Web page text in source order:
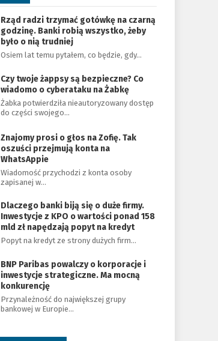
Rząd radzi trzymać gotówkę na czarną
godzinę. Banki robią wszystko, żeby
było o nią trudniej
Osiem lat temu pytałem, co będzie, gdy…
Czy twoje żappsy są bezpieczne? Co
wiadomo o cyberataku na Żabkę
Żabka potwierdziła nieautoryzowany dostęp
do części swojego…
Znajomy prosi o głos na Zofię. Tak
oszuści przejmują konta na
WhatsAppie
Wiadomość przychodzi z konta osoby
zapisanej w…
Dlaczego banki biją się o duże firmy.
Inwestycje z KPO o wartości ponad 158
mld zł napędzają popyt na kredyt
Popyt na kredyt ze strony dużych firm…
BNP Paribas powalczy o korporacje i
inwestycje strategiczne. Ma mocną
konkurencję
Przynależność do największej grupy
bankowej w Europie…